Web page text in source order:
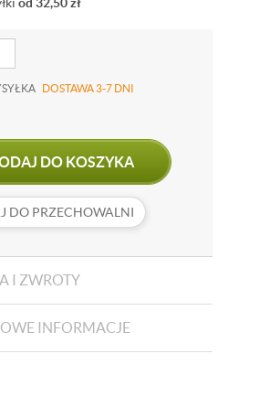
DOSTAWA 3-7 DNI
DO KOSZYKA
DO PRZECHOWALNI
I ZWROTY
INFORMACJE